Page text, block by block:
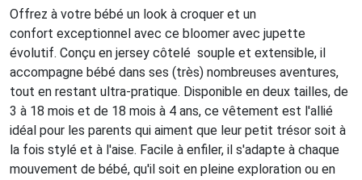
Offrez à votre bébé un look à croquer et un
confort exceptionnel avec ce bloomer avec jupette
évolutif. Conçu en jersey côtelé souple et extensible, il
accompagne bébé dans ses (très) nombreuses aventures,
tout en restant ultra-pratique. Disponible en deux tailles, de
3 à 18 mois et de 18 mois à 4 ans, ce vêtement est l'allié
idéal pour les parents qui aiment que leur petit trésor soit à
la fois stylé et à l'aise. Facile à enfiler, il s'adapte à chaque
mouvement de bébé, qu'il soit en pleine exploration ou en